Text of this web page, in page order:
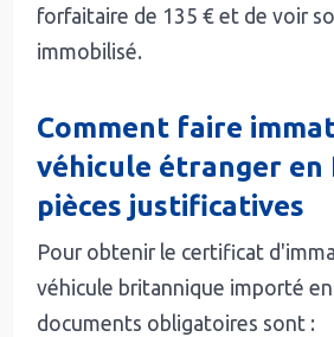
forfaitaire de 135 € et de voir
immobilisé.
Comment faire
véhicule étranger en
pièces justificatives
Pour obtenir le certificat
véhicule britannique importé en
documents obligatoires sont :